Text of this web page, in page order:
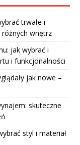
trwałe i
wnętrz
jak wybrać i
i funkcjonalności
jak nowe –
skuteczne
styl i materiał